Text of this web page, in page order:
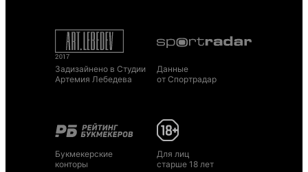
Задизайнено в Студии
Артемия Лебедева
Данные
от Спортрадар
Букмекерские
конторы
Для лиц
старше 18 лет